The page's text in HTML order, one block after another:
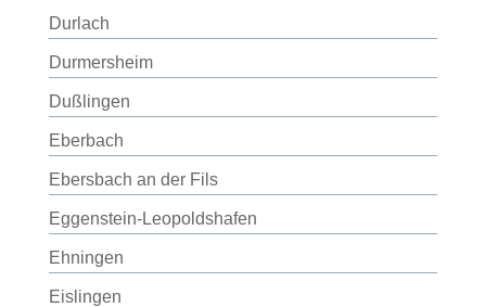
Durlach
Durmersheim
Dußlingen
Eberbach
Ebersbach an der Fils
Eggenstein-Leopoldshafen
Ehningen
Eislingen